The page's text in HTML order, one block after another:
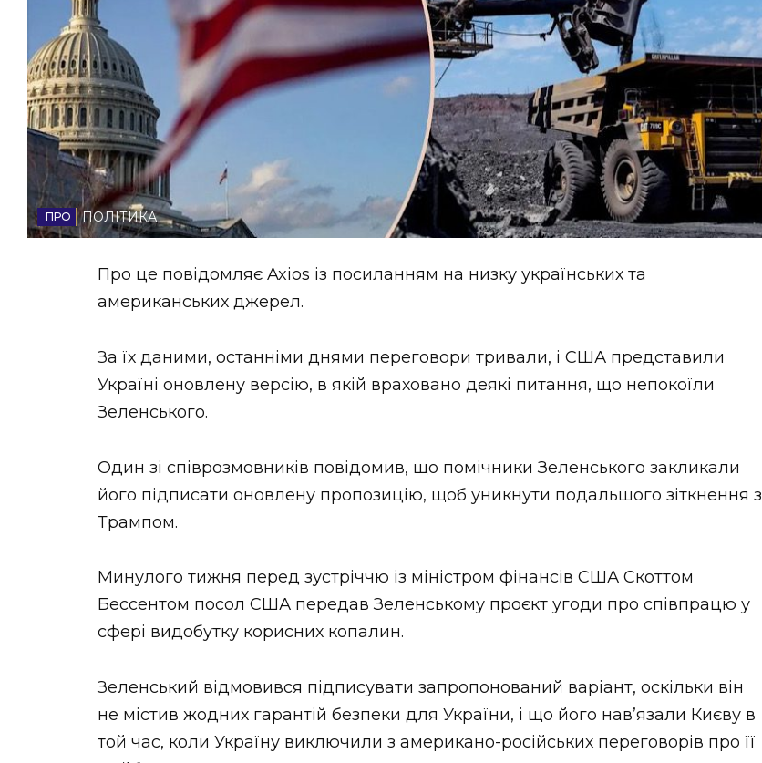
НОВИНИ ЗАХІДНОЇ УКРАЇНИ
ФОТО
ВІДЕОПОЛІТИКА
Про це повідомляє Axios із посиланням на низку українських та
американських джерел.
За їх даними, останніми днями переговори тривали, і США представили
Україні оновлену версію, в якій враховано деякі питання, що непокоїли
Зеленського.
Один зі співрозмовників повідомив, що помічники Зеленського закликали
його підписати оновлену пропозицію, щоб уникнути подальшого зіткнення з
Трампом.
Минулого тижня перед зустріччю із міністром фінансів США Скоттом
Бессентом посол США передав Зеленському проєкт угоди про співпрацю у
сфері видобутку корисних копалин.
Зеленський відмовився підписувати запропонований варіант, оскільки він
не містив жодних гарантій безпеки для України, і що його нав’язали Києву в
той час, коли Україну виключили з американо-російських переговорів про її